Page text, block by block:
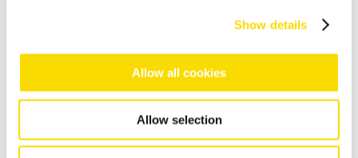
Show details
Allow all cookies
Allow selection
Tri des déchets - les solutions adaptées à des exigences variées
Le verre est recyclable à l’infini, à condition d’être trié par